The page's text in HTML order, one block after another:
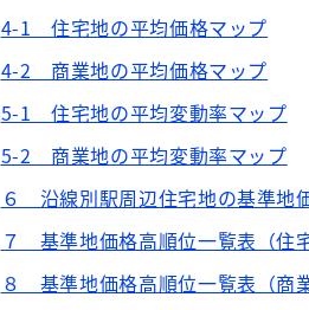
4-1 住宅地の平均価格マップ
4-2 商業地の平均価格マップ
5-1 住宅地の平均変動率マップ
5-2 商業地の平均変動率マップ
６ 沿線別駅周辺住宅地の基準地
７ 基準地価格高順位一覧表（住宅
８ 基準地価格高順位一覧表（商業